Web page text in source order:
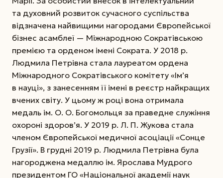
та духовний розвиток сучасного суспільства
відзначена найвищими нагородами Європейської
бізнес асамблеї — Міжнародною Сократівською
премією та орденом імені Сократа. У 2018 р.
Людмила Петрівна стала лауреатом ордена
Міжнародного Сократівського комітету «Ім’я
в науці», з занесенням її імені в реєстр найкращих
вчених світу. У цьому ж році вона отримала
медаль ім. О. О. Богомольця за праведне служіння
охороні здоров’я. У 2019 р. Л. П. Жукова стала
членом Європейської медичної асоціації «Сонце
Грузії». В грудні 2019 р. Людмила Петрівна була
нагороджена медаллю ім. Ярослава Мудрого
президентом ГО «Національної академії наук